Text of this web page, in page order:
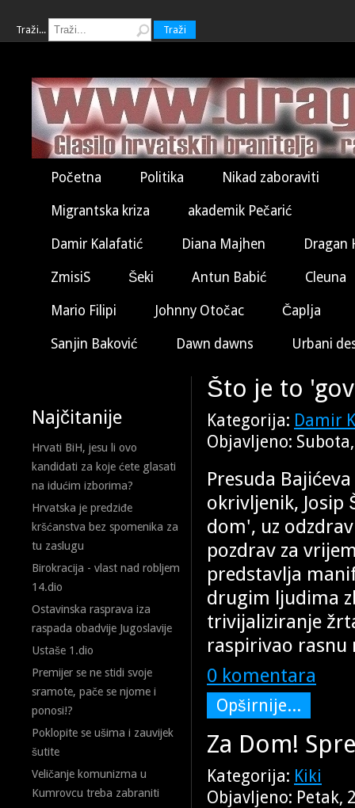
Traži... Traži
Početna Politika Nikad zaboraviti
Migrantska kriza akademik Pečarić
Damir Kalafatić Diana Majhen Dragan
ZmisiS Šeki Antun Babić Cleuna
Mario Filipi Johnny Otočac Čaplja
Sanjin Baković Dawn dawns Urbani
Najčitanije
Hrvati BiH, jesu li ovo
kandidati za koje ćete glasati
na idućim izborima?
Hrvatska je predziđe
kršćanstva bez spomenika za
tu zaslugu
Birokracija - vlast nad robljem
14.dio
Ostavinska rasprava iza
raspada obadvije Jugoslavije
Ustaše 1.dio
Premijer se ne stidi svoje
sramote, pače se njome i
ponosi!?
Poklopite se ušima i zauvijek
šutite
Veličanje komunizma u
Kumrovcu treba zabraniti
Što je to
Kategorija: Damir
Objavljeno:
Presuda
okrivljenik, Josip
dom', uz
pozdrav za
predstavlja
drugim ljudima
trivijaliziranje
raspirivao
0 komentara
Opširnije...
Za Dom!
Kategorija: Kiki
Objavljeno: Petak,